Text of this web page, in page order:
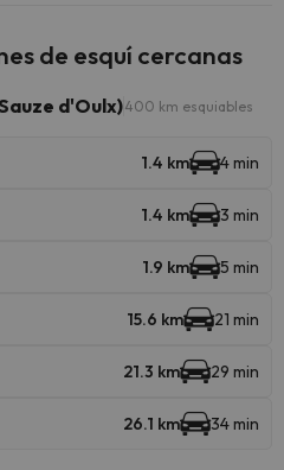
de esquí cercanas
d'Oulx)400 km esquiables
1.4 km 4 min
1.4 km 3 min
1.9 km 5 min
15.6 km 21 min
21.3 km 29 min
26.1 km 34 min